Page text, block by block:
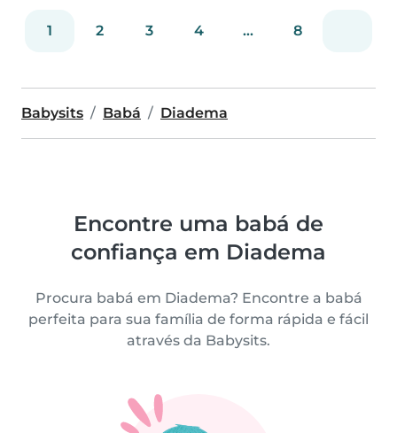
1 2 3 4 ... 8
Babysits Babá Diadema
Encontre uma babá de
confiança em Diadema
Procura babá em Diadema? Encontre a babá
perfeita para sua família de forma rápida e fácil
através da Babysits.